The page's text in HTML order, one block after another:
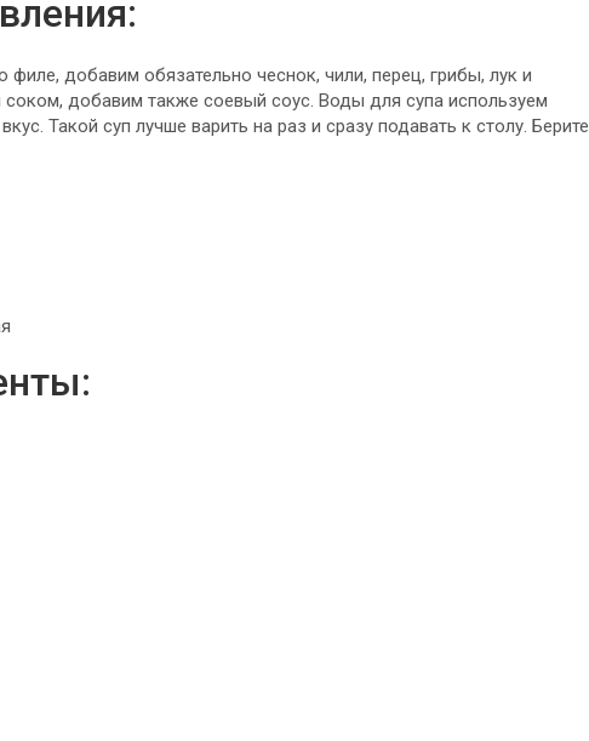
филе, добавим обязательно чеснок, чили, перец, грибы, лук и
добавим также соевый соус. Воды для супа используем
Такой суп лучше варить на раз и сразу подавать к столу. Берите